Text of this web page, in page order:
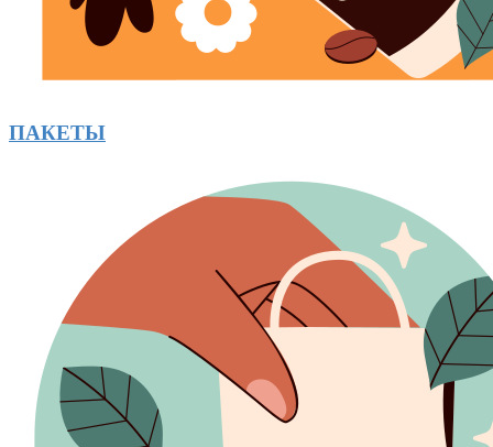
ПАКЕТЫ